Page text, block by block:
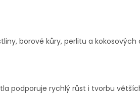
borové kůry, perlitu a kokosových
podporuje rychlý růst i tvorbu